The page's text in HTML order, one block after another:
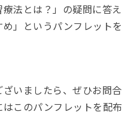
法とは？」の疑問に答え
」というパンフレットを
いましたら、ぜひお問合
このパンフレットを配布